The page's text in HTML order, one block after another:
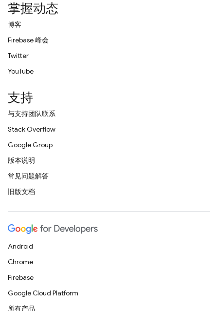
掌握动态
博客
Firebase 峰会
Twitter
YouTube
支持
与支持团队联系
Stack Overflow
Google Group
版本说明
常见问题解答
旧版文档
Android
Chrome
Firebase
Google Cloud Platform
所有产品